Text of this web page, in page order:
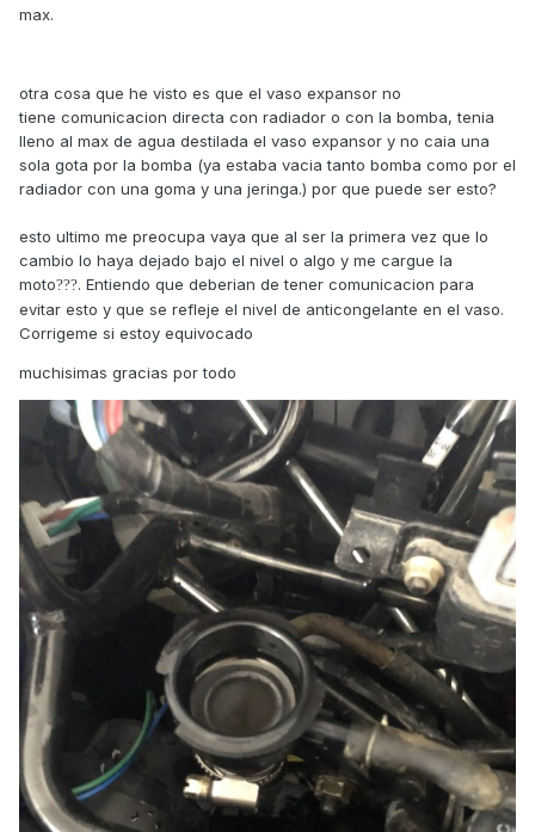
max.
otra cosa que he visto es que el vaso expansor no
tiene comunicacion directa con radiador o con la bomba, tenia
lleno al max de agua destilada el vaso expansor y no caia una
sola gota por la bomba (ya estaba vacia tanto bomba como por el
radiador con una goma y una jeringa.) por que puede ser esto?
esto ultimo me preocupa vaya que al ser la primera vez que lo
cambio lo haya dejado bajo el nivel o algo y me cargue la
moto???. Entiendo que deberian de tener comunicacion para
evitar esto y que se refleje el nivel de anticongelante en el vaso.
Corrigeme si estoy equivocado
muchisimas gracias por todo